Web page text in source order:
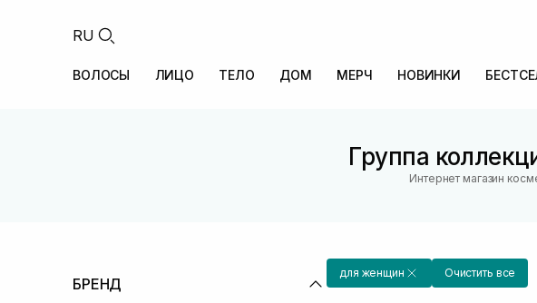
RU
ВОЛОСЫ ЛИЦО ТЕЛО ДОМ МЕРЧ НОВИНКИ
Группа
Интернет магазин
БРЕНД
для женщин Очистить все